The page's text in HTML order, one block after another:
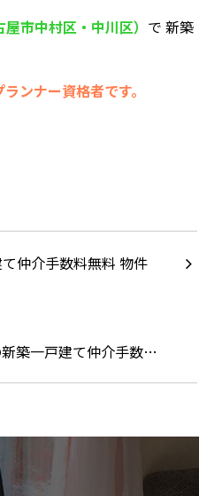
市中村区・中川区） で 新築
ンナー資格者です。
築一戸建て仲介手数…